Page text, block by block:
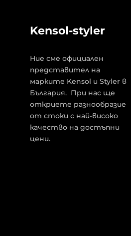
Kensol-styler
Ние сме официален
представител на
марките Kensol и Styler в
България. При нас ще
откриете разнообразие
от стоки с най-високо
качество на достъпни
цени.